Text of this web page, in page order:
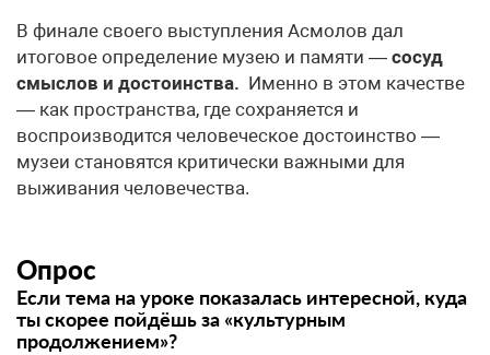
В финале своего выступления Асмолов дал
итоговое определение музею и памяти — сосуд
смыслов и достоинства. Именно в этом качестве
— как пространства, где сохраняется и
воспроизводится человеческое достоинство —
музеи становятся критически важными для
выживания человечества.
Опрос
Если тема на уроке показалась интересной, куда
ты скорее пойдёшь за «культурным
продолжением»?